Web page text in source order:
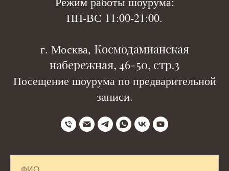
ПН-ВС 11:00-21:00.
г. Москва, Космодамианская
набережная, 46-50, стр.3
Посещение шоурума по предварительной
записи.